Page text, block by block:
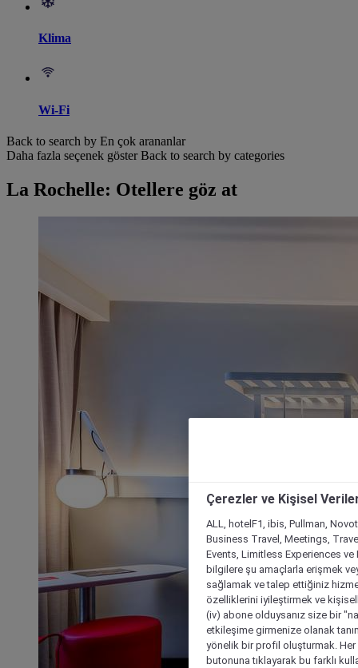
Klima
Wi-Fi
Back to search by En çok arananlar
Daha fazla seçenek göster Back to search by categories
La Rochelle: Otellere göz at
Çerezler ve Kişisel
ALL, hotelF1, ibis, Pullman,
Business Travel, Meetings,
Events, Limitless Experiences
bilgilere şu amaçlarla erişmek
sağlamak ve talep ettiğiniz
özelliklerini iyileştirmek ve
(iv) abone olduysanız size bir
etkileşime girmenize olanak
yönelik bir profil oluşturmak.
butonuna tıklayarak bu farklı